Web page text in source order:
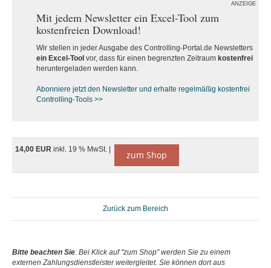
ANZEIGE
Mit jedem Newsletter ein Excel-Tool zum
kostenfreien Download!
Wir stellen in jeder Ausgabe des Controlling-Portal.de Newsletters
ein Excel-Tool vor, dass für einen begrenzten Zeitraum kostenfrei
heruntergeladen werden kann.
Abonniere jetzt den Newsletter und erhalte regelmäßig kostenfrei
Controlling-Tools >>
14,00 EUR inkl. 19 % MwSt. | zum Shop
Zurück zum Bereich
Bitte beachten Sie: Bei Klick auf "zum Shop" werden Sie zu einem
externen Zahlungsdienstleister weitergleitet. Sie können dort aus